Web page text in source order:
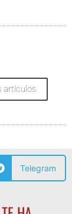
artículos
Telegram